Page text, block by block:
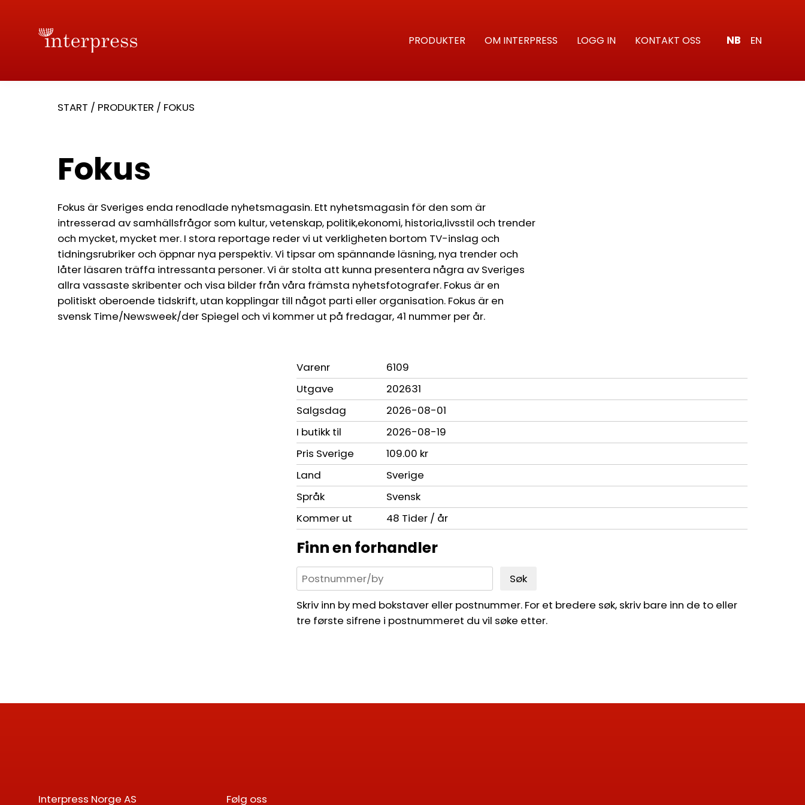
PRODUKTER OM INTERPRESS LOGG IN KONTAKT OSS NB EN
START / PRODUKTER / FOKUS
Fokus
Fokus är Sveriges enda renodlade nyhetsmagasin. Ett nyhetsmagasin för den som är
intresserad av samhällsfrågor som kultur, vetenskap, politik,ekonomi, historia,livsstil och trender
och mycket, mycket mer. I stora reportage reder vi ut verkligheten bortom TV-inslag och
tidningsrubriker och öppnar nya perspektiv. Vi tipsar om spännande läsning, nya trender och
låter läsaren träffa intressanta personer. Vi är stolta att kunna presentera några av Sveriges
allra vassaste skribenter och visa bilder från våra främsta nyhetsfotografer. Fokus är en
politiskt oberoende tidskrift, utan kopplingar till något parti eller organisation. Fokus är en
svensk Time/Newsweek/der Spiegel och vi kommer ut på fredagar, 41 nummer per år.
Varenr
6109
Utgave
202631
Salgsdag
2026-08-01
I butikk til
2026-08-19
Pris Sverige
109.00 kr
Land
Sverige
Språk
Svensk
Kommer ut
48 Tider / år
Finn en forhandler
Søk
Skriv inn by med bokstaver eller postnummer. For et bredere søk, skriv bare inn de to eller
tre første sifrene i postnummeret du vil søke etter.
Interpress Norge AS Følg oss